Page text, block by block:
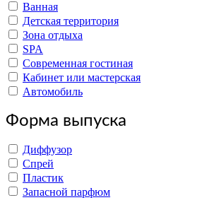
Ванная
Детская территория
Зона отдыха
SPA
Современная гостиная
Кабинет или мастерская
Автомобиль
Форма выпуска
Диффузор
Спрей
Пластик
Запасной парфюм